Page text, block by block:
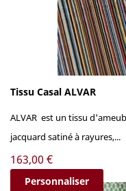
Tissu Casal ALVAR
ALVAR est un tissu
jacquard satiné à rayures,...
Prix
163,00 €
Personnaliser